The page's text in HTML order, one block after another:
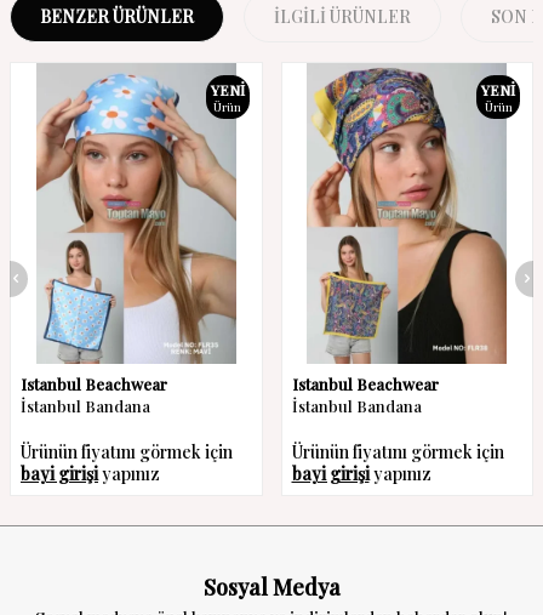
BENZER ÜRÜNLER İLGILI ÜRÜNLER SON
YENI
Ürün
Istanbul Beachwear
İstanbul Bandana
Ürünün fiyatını görmek için
bayi girişiyapınız
YENI
Ürün
Istanbul Beachwear
İstanbul Bandana
Ürünün fiyatını görmek için
bayi girişiyapınız
Sosyal Medya